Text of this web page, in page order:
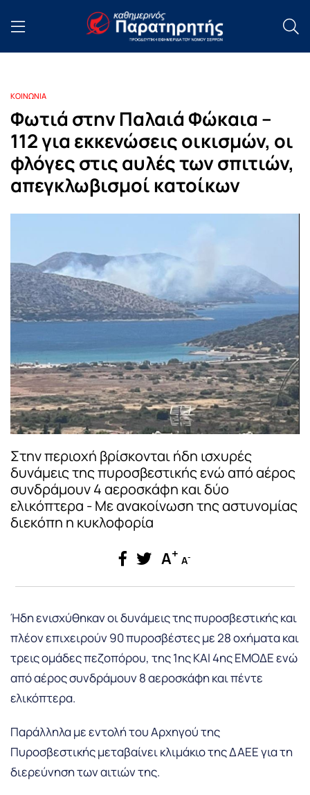
ΚΟΙΝΩΝΙΑ
Φωτιά στην Παλαιά Φώκαια –
112 για εκκενώσεις οικισμών, οι
φλόγες στις αυλές των σπιτιών,
απεγκλωβισμοί κατοίκων
Στην περιοχή βρίσκονται ήδη ισχυρές
δυνάμεις της πυροσβεστικής ενώ από αέρος
συνδράμουν 4 αεροσκάφη και δύο
ελικόπτερα - Με ανακοίνωση της αστυνομίας
διεκόπη η κυκλοφορία
A+ A-
Ήδη ενισχύθηκαν οι δυνάμεις της πυροσβεστικής και
πλέον επιχειρούν 90 πυροσβέστες με 28 οχήματα και
τρεις ομάδες πεζοπόρου, της 1ης ΚΑΙ 4ης EMOΔE ενώ
από αέρος συνδράμουν 8 αεροσκάφη και πέντε
ελικόπτερα.
Παράλληλα με εντολή του Αρχηγού της
Πυροσβεστικής μεταβαίνει κλιμάκιο της ΔΑΕΕ για τη
διερεύνηση των αιτιών της.